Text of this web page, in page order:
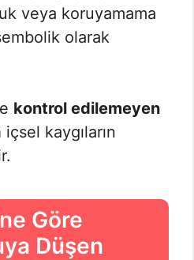
veya koruyamama
olarak
kontrol edilemeyen
içsel kaygıların
Göre
Düşen